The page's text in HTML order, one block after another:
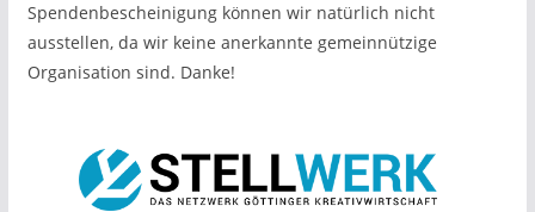
Spendenbescheinigung können wir natürlich nicht
ausstellen, da wir keine anerkannte gemeinnützige
Organisation sind. Danke!